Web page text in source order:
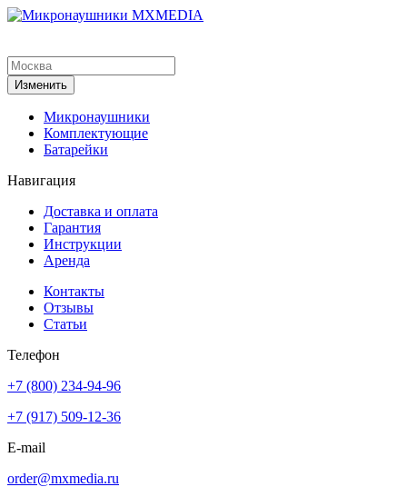
Изменить
Микронаушники
Комплектующие
Батарейки
Навигация
Доставка и оплата
Гарантия
Инструкции
Аренда
Контакты
Отзывы
Статьи
Телефон
+7 (800) 234-94-96
+7 (917) 509-12-36
E-mail
order@mxmedia.ru